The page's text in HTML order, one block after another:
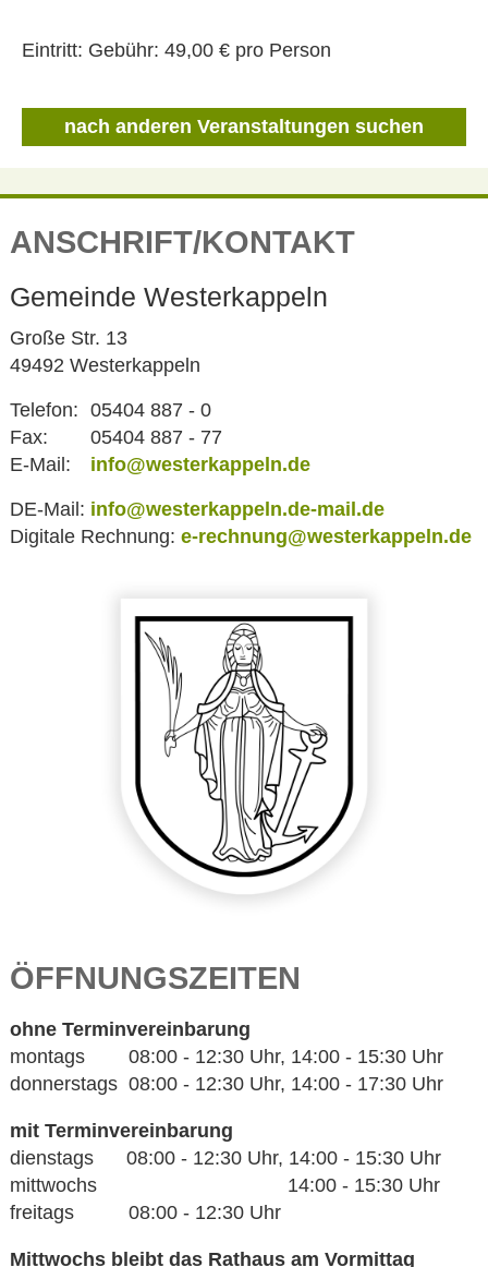
nach anderen Veranstaltungen suchen
Eintritt: Gebühr: 49,00 € pro Person
ANSCHRIFT/KONTAKT
Gemeinde Westerkappeln
Große Str. 13
49492 Westerkappeln
Telefon: 05404 887 - 0
Fax:
05404 887 - 77
E-Mail:
info@westerkappeln.de
DE-Mail: info@westerkappeln.de-mail.de
Digitale Rechnung: e-rechnung@westerkappeln.de
ÖFFNUNGSZEITEN
ohne Terminvereinbarung
montags 08:00 - 12:30 Uhr, 14:00 - 15:30 Uhr
donnerstags 08:00 - 12:30 Uhr, 14:00 - 17:30 Uhr
mit Terminvereinbarung
dienstags 08:00 - 12:30 Uhr, 14:00 - 15:30 Uhr
mittwochs 14:00 - 15:30 Uhr
freitags 08:00 - 12:30 Uhr
Mittwochs bleibt das Rathaus am Vormittag